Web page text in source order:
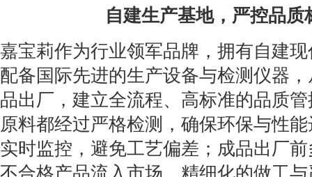
自建生产基地，严控品质
嘉宝莉作为行业领军品牌，拥有自建
配备国际先进的生产设备与检测仪器
品出厂，建立全流程、高标准的品质
原料都经过严格检测，确保环保与性
实时监控，避免工艺偏差；成品出厂
不合格产品流入市场。精细化的做工